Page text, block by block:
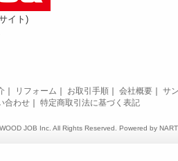
イト)
｜ リフォーム お取引手順｜ 会社概要｜
サ
合わせ｜ 特定商取引法に基づく表記
JOB Inc. All Rights Reserved. Powered by